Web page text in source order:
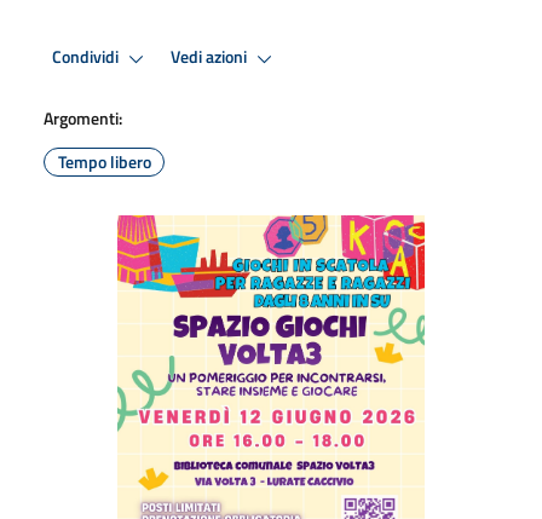
Condividi Vedi azioni
Argomenti:
Tempo libero